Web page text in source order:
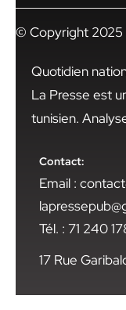
© Copyright 2025
Quotidien
La Presse est
tunisien.
Contact:
Email :
Tél. : 71 240
17 Rue